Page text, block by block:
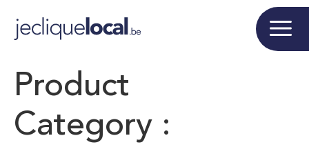
Product
Category :